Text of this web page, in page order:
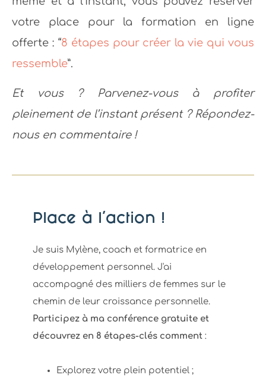
votre place pour la formation en ligne
offerte : “8 étapes pour créer la vie qui vous
ressemble”.
Et vous ? Parvenez-vous à profiter
pleinement de l’instant présent ? Répondez-
nous en commentaire !
Place à l'action !
Je suis Mylène, coach et formatrice en
développement personnel. J'ai
accompagné des milliers de femmes sur le
chemin de leur croissance personnelle.
Participez à ma conférence gratuite et
découvrez en 8 étapes-clés comment :
Explorez votre plein potentiel ;